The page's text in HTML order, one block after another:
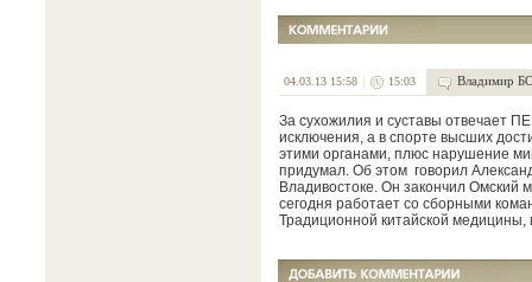
04.03.13 15:58 15:03 Владимир
За сухожилия и суставы отвечает
исключения, а в спорте высших
этими органами, плюс нарушение
придумал. Об этом говорил
Владивостоке. Он закончил Омский
сегодня работает со сборными
Традиционной китайской медицины,